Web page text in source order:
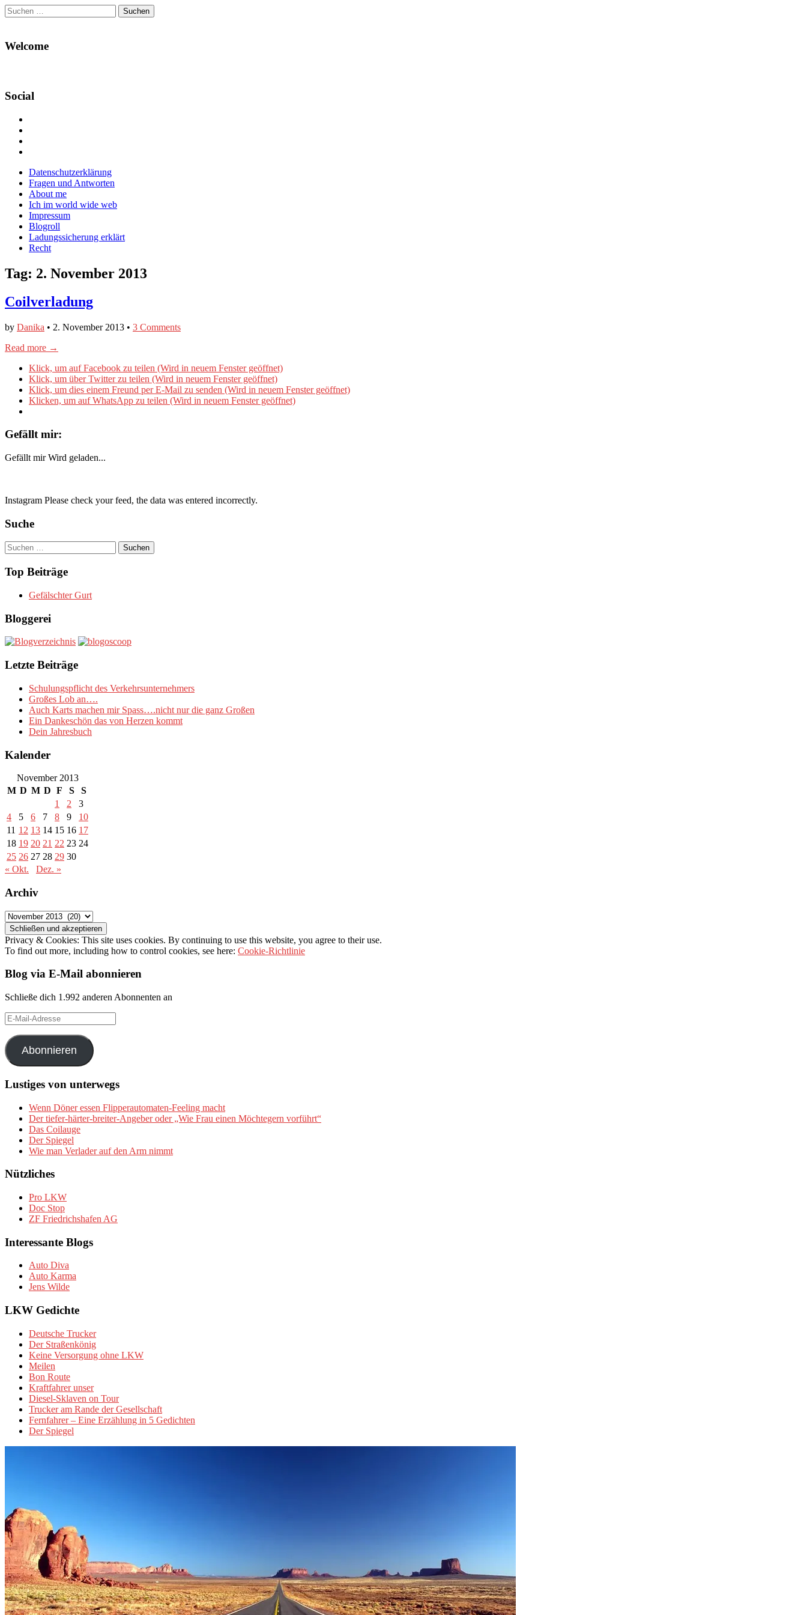
Suchen
nach:
Welcome
Social
Facebook
anzeigen
Twitter
anzeigen
auf
Instagram
anzeigen
Main
menu
Skip
content
Datenschutzerklärung
Fragen und Antworten
About me
Ich im world wide web
Impressum
Blogroll
Ladungssicherung erklärt
Recht
Tag: 2. November 2013
Coilverladung
by Danika • 2. November 2013 • 3 Comments
Read more →
Klick, um auf Facebook zu teilen (Wird in neuem Fenster geöffnet)
Klick, um über Twitter zu teilen (Wird in neuem Fenster geöffnet)
Klick, um dies einem Freund per E-Mail zu senden (Wird in neuem Fenster geöffnet)
Klicken, um auf WhatsApp zu teilen (Wird in neuem Fenster geöffnet)
Gefällt mir:
Gefällt mir Wird geladen...
Instagram Please check your feed, the data was entered incorrectly.
Suche
Suchen
nach:
Top Beiträge
Gefälschter Gurt
Bloggerei
Letzte Beiträge
Schulungspflicht des Verkehrsunternehmers
Großes Lob an….
Auch Karts machen mir Spass….nicht nur die ganz Großen
Ein Dankeschön das von Herzen kommt
Dein Jahresbuch
Kalender
November 2013
M D M D F S
S
1
2
3
4
5 6 7 8 9
10
11 12 13 14 15 16 17
18 19 20 21 22 23 24
25 26 27 28 29 30
« Okt.
Dez. »
Archiv
Archiv
Privacy & Cookies: This site uses cookies. By continuing to use this website, you agree to their use.
To find out more, including how to control cookies, see here: Cookie-Richtlinie
Blog via E-Mail abonnieren
Schließe dich 1.992 anderen Abonnenten an
E-
Mail-
Adresse
Abonnieren
Lustiges von unterwegs
Wenn Döner essen Flipperautomaten-Feeling macht
Der tiefer-härter-breiter-Angeber oder „Wie Frau einen Möchtegern vorführt“
Das Coilauge
Der Spiegel
Wie man Verlader auf den Arm nimmt
Nützliches
Pro LKW
Doc Stop
ZF Friedrichshafen AG
Interessante Blogs
Auto Diva
Auto Karma
Jens Wilde
LKW Gedichte
Deutsche Trucker
Der Straßenkönig
Keine Versorgung ohne LKW
Meilen
Bon Route
Kraftfahrer unser
Diesel-Sklaven on Tour
Trucker am Rande der Gesellschaft
Fernfahrer – Eine Erzählung in 5 Gedichten
Der Spiegel